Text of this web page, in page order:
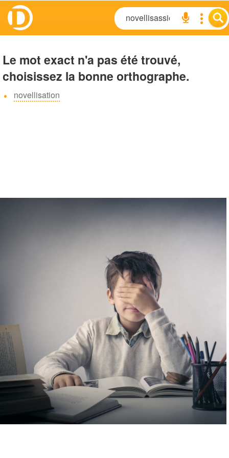
Le mot exact n'a pas été trouvé,
choisissez la bonne orthographe.
novellisation